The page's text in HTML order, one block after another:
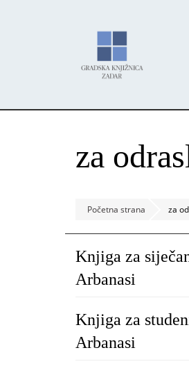
za
Početna strana za
Knjiga za
Arbanasi
Knjiga za
Arbanasi